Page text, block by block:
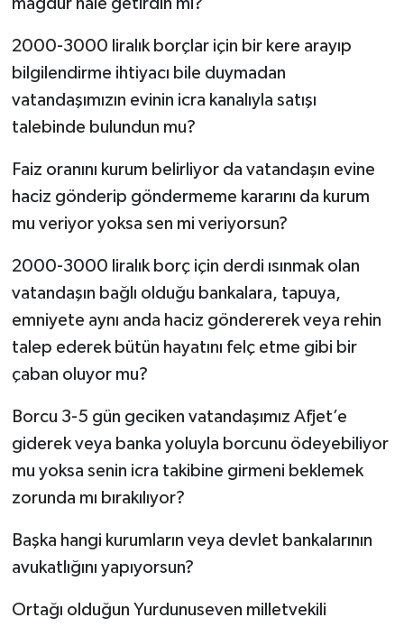
mağdur hale getirdin mi?
2000-3000 liralık borçlar için bir kere arayıp
bilgilendirme ihtiyacı bile duymadan
vatandaşımızın evinin icra kanalıyla satışı
talebinde bulundun mu?
Faiz oranını kurum belirliyor da vatandaşın evine
haciz gönderip göndermeme kararını da kurum
mu veriyor yoksa sen mi veriyorsun?
2000-3000 liralık borç için derdi ısınmak olan
vatandaşın bağlı olduğu bankalara, tapuya,
emniyete aynı anda haciz göndererek veya rehin
talep ederek bütün hayatını felç etme gibi bir
çaban oluyor mu?
Borcu 3-5 gün geciken vatandaşımız Afjet’e
giderek veya banka yoluyla borcunu ödeyebiliyor
mu yoksa senin icra takibine girmeni beklemek
zorunda mı bırakılıyor?
Başka hangi kurumların veya devlet bankalarının
avukatlığını yapıyorsun?
Ortağı olduğun Yurdunuseven milletvekili